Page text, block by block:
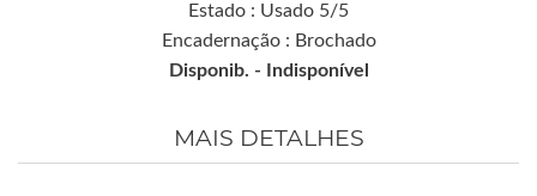
Estado : Usado 5/5
Encadernação : Brochado
Disponib. -
Indisponível
MAIS DETALHES